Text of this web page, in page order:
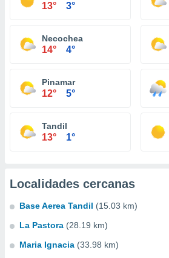
13° 3°
Necochea
14° 4°
Pinamar
12° 5°
Tandil
13° 1°
Localidades cercanas
Base Aerea Tandil (15.03 km)
La Pastora (28.19 km)
Maria Ignacia (33.98 km)